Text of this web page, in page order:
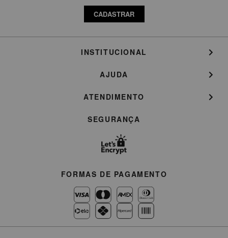
CADASTRAR
INSTITUCIONAL
AJUDA
ATENDIMENTO
SEGURANÇA
FORMAS DE PAGAMENTO